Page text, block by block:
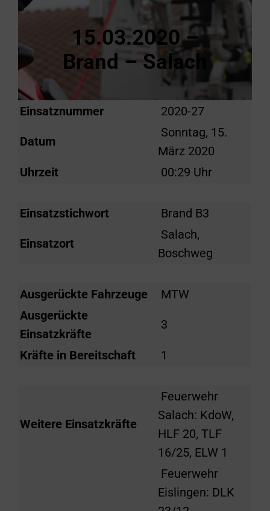
15.03.2020 –
Brand – Salach
Einsatznummer 2020-27
Datum
Sonntag, 15.
März 2020
Uhrzeit
00:29 Uhr
Einsatzstichwort Brand B3
Einsatzort
Salach,
Boschweg
Ausgerückte Fahrzeuge
MTW
Ausgerückte
Einsatzkräfte
3
Kräfte in Bereitschaft 1
Weitere Einsatzkräfte
Feuerwehr
Salach: KdoW,
HLF 20, TLF
16/25, ELW 1
Feuerwehr
Eislingen: DLK